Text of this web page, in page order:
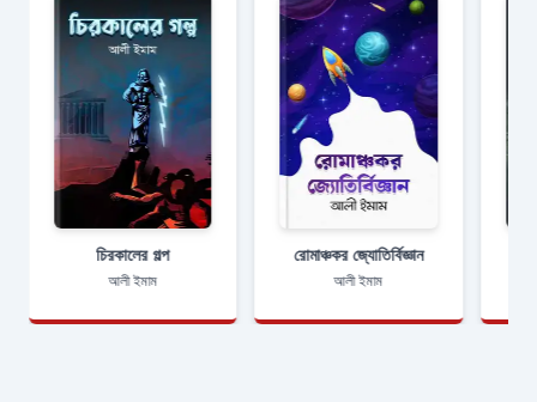
চিরকালের গল্প
আলী ইমাম
রোমাঞ্চকর জ্যোতির্বিজ্ঞান
আলী ইমাম